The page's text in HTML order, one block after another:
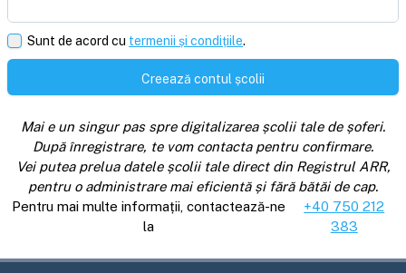
Sunt de acord cu termenii și condițiile.
Creează contul școlii
Mai e un singur pas spre digitalizarea școlii tale de șoferi.
După înregistrare, te vom contacta pentru confirmare.
Vei putea prelua datele școlii tale direct din Registrul ARR,
pentru o administrare mai eficientă și fără bătăi de cap.
Pentru mai multe informații, contactează-ne
la
+40 750 212
383